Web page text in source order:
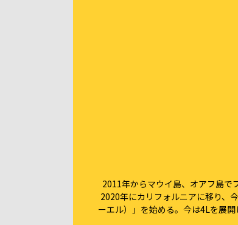
2011年からマウイ島、オアフ島で
2020年にカリフォルニアに移り、
ーエル）」を始める。今は4Lを展